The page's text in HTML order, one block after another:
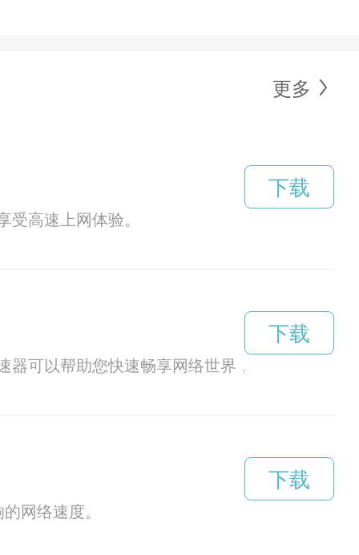
更多
高速上网体验。
下载
可以帮助您快速畅享网络世界，让您的网络体
下载
网络速度。
下载